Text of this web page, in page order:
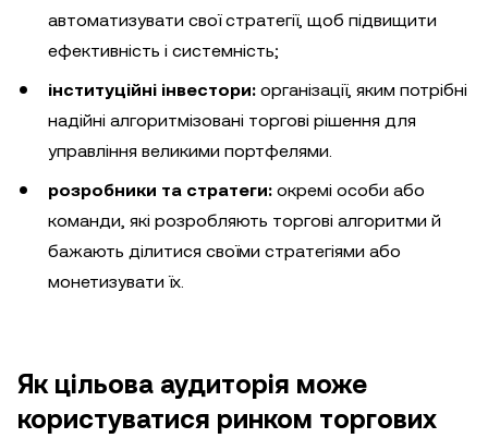
автоматизувати свої стратегії, щоб підвищити
ефективність і системність;
інституційні інвестори: організації, яким потрібні
надійні алгоритмізовані торгові рішення для
управління великими портфелями.
розробники та стратеги: окремі особи або
команди, які розробляють торгові алгоритми й
бажають ділитися своїми стратегіями або
монетизувати їх.
Як цільова аудиторія може
користуватися ринком торгових